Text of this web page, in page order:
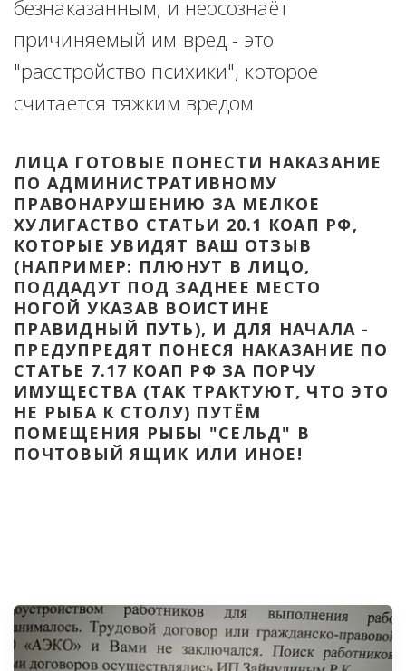
безнаказанным, и неосознаёт
причиняемый им вред - это
"расстройство психики", которое
считается тяжким вредом
ЛИЦА ГОТОВЫЕ ПОНЕСТИ НАКАЗАНИЕ
ПО АДМИНИСТРАТИВНОМУ
ПРАВОНАРУШЕНИЮ ЗА МЕЛКОЕ
ХУЛИГАСТВО СТАТЬИ 20.1 КОАП РФ,
КОТОРЫЕ УВИДЯТ ВАШ ОТЗЫВ
(НАПРИМЕР: ПЛЮНУТ В ЛИЦО,
ПОДДАДУТ ПОД ЗАДНЕЕ МЕСТО
НОГОЙ УКАЗАВ ВОИСТИНЕ
ПРАВИДНЫЙ ПУТЬ), И ДЛЯ НАЧАЛА -
ПРЕДУПРЕДЯТ ПОНЕСЯ НАКАЗАНИЕ ПО
СТАТЬЕ 7.17 КОАП РФ ЗА ПОРЧУ
ИМУЩЕСТВА (ТАК ТРАКТУЮТ, ЧТО ЭТО
НЕ РЫБА К СТОЛУ) ПУТЁМ
ПОМЕЩЕНИЯ РЫБЫ "СЕЛЬД" В
ПОЧТОВЫЙ ЯЩИК ИЛИ ИНОЕ!